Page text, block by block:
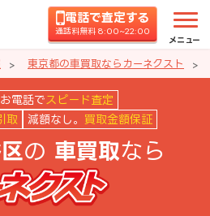
電話で査定する
通話料無料 8:00~22:00
メニュー
東京都の車買取ならカーネクスト
車買取ならカー
お電話で スピード査定
取 減額なし。 買取金額保証
の 車買取なら